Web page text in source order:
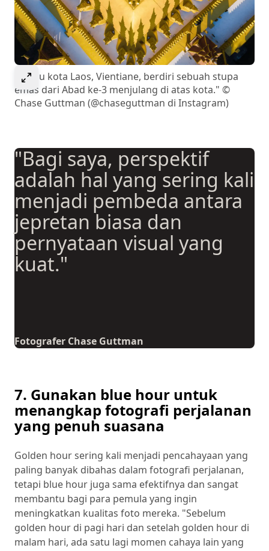
Select to expand image
"Di ibu kota Laos, Vientiane, berdiri sebuah stupa
emas dari Abad ke-3 menjulang di atas kota." ©
Chase Guttman (@chaseguttman di Instagram)
"Bagi saya, perspektif
adalah hal yang sering kali
menjadi pembeda antara
jepretan biasa dan
pernyataan visual yang
kuat."
Fotografer Chase Guttman
7. Gunakan blue hour untuk
menangkap fotografi perjalanan
yang penuh suasana
Golden hour sering kali menjadi pencahayaan yang
paling banyak dibahas dalam fotografi perjalanan,
tetapi blue hour juga sama efektifnya dan sangat
membantu bagi para pemula yang ingin
meningkatkan kualitas foto mereka. "Sebelum
golden hour di pagi hari dan setelah golden hour di
malam hari, ada satu lagi momen cahaya lain yang